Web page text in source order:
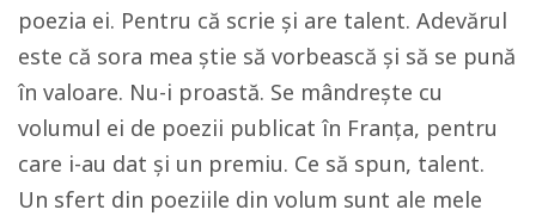
poezia ei. Pentru că scrie și are talent. Adevărul
este că sora mea știe să vorbească și să se pună
în valoare. Nu-i proastă. Se mândrește cu
volumul ei de poezii publicat în Franța, pentru
care i-au dat și un premiu. Ce să spun, talent.
Un sfert din poeziile din volum sunt ale mele